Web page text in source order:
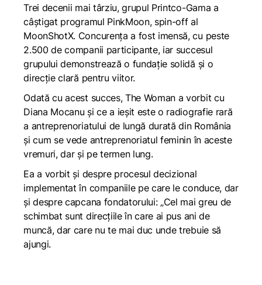
Trei decenii mai târziu, grupul Printco-Gama a
câștigat programul PinkMoon, spin-off al
MoonShotX. Concurența a fost imensă, cu peste
2.500 de companii participante, iar succesul
grupului demonstrează o fundație solidă și o
direcție clară pentru viitor.
Odată cu acest succes, The Woman a vorbit cu
Diana Mocanu și ce a ieșit este o radiografie rară
a antreprenoriatului de lungă durată din România
și cum se vede antreprenoriatul feminin în aceste
vremuri, dar și pe termen lung.
Ea a vorbit și despre procesul decizional
implementat în companiile pe care le conduce, dar
și despre capcana fondatorului: „Cel mai greu de
schimbat sunt direcțiile în care ai pus ani de
muncă, dar care nu te mai duc unde trebuie să
ajungi.